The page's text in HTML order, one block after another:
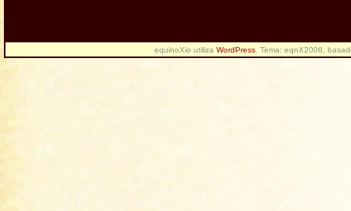
equinoXio utiliza WordPress . Tema: eqnX2008,